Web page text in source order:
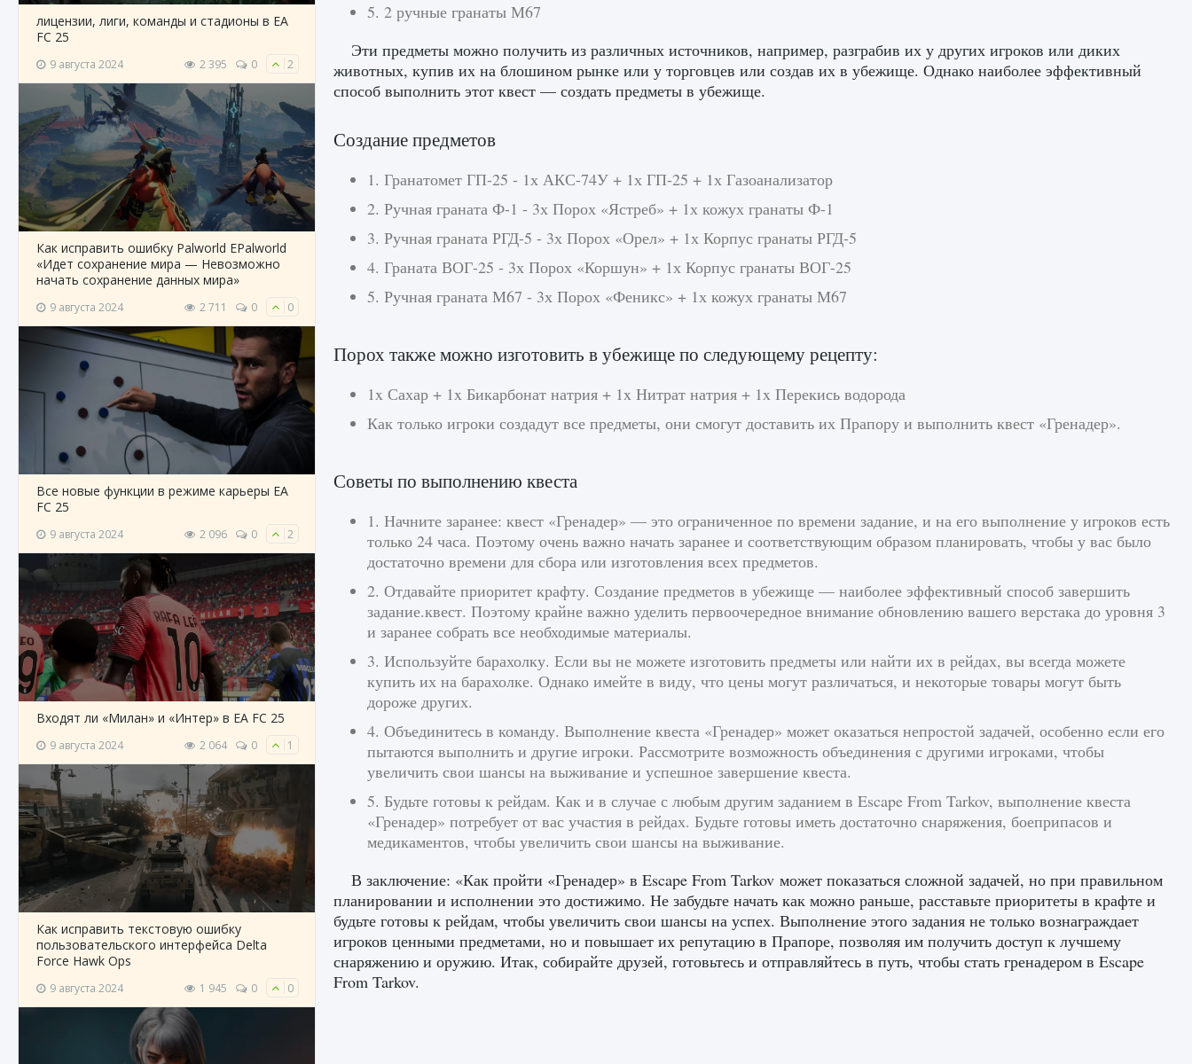
лицензии, лиги, команды и стадионы в EA
FC 25
9 августа 2024 2 395 0 2
Как исправить ошибку Palworld EPalworld
«Идет сохранение мира — Невозможно
начать сохранение данных мира»
9 августа 2024 2 711 0 0
Все новые функции в режиме карьеры EA
FC 25
9 августа 2024 2 096 0 2
Входят ли «Милан» и «Интер» в EA FC 25
9 августа 2024 2 064 0 1
Как исправить текстовую ошибку
пользовательского интерфейса Delta
Force Hawk Ops
9 августа 2024 1 945 0 0
5. 2 ручные гранаты М67
Эти предметы можно получить из различных источников, например, разграбив их у других игроков или диких
животных, купив их на блошином рынке или у торговцев или создав их в убежище. Однако наиболее эффективный
способ выполнить этот квест — создать предметы в убежище.
Создание предметов
1. Гранатомет ГП-25 - 1х АКС-74У + 1х ГП-25 + 1х Газоанализатор
2. Ручная граната Ф-1 - 3х Порох «Ястреб» + 1х кожух гранаты Ф-1
3. Ручная граната РГД-5 - 3х Порох «Орел» + 1х Корпус гранаты РГД-5
4. Граната ВОГ-25 - 3х Порох «Коршун» + 1х Корпус гранаты ВОГ-25
5. Ручная граната М67 - 3х Порох «Феникс» + 1х кожух гранаты М67
Порох также можно изготовить в убежище по следующему рецепту:
1x Сахар + 1x Бикарбонат натрия + 1x Нитрат натрия + 1x Перекись водорода
Как только игроки создадут все предметы, они смогут доставить их Прапору и выполнить квест «Гренадер».
Советы по выполнению квеста
1. Начните заранее: квест «Гренадер» — это ограниченное по времени задание, и на его выполнение у игроков есть
только 24 часа. Поэтому очень важно начать заранее и соответствующим образом планировать, чтобы у вас было
достаточно времени для сбора или изготовления всех предметов.
2. Отдавайте приоритет крафту. Создание предметов в убежище — наиболее эффективный способ завершить
задание.квест. Поэтому крайне важно уделить первоочередное внимание обновлению вашего верстака до уровня 3
и заранее собрать все необходимые материалы.
3. Используйте барахолку. Если вы не можете изготовить предметы или найти их в рейдах, вы всегда можете
купить их на барахолке. Однако имейте в виду, что цены могут различаться, и некоторые товары могут быть
дороже других.
4. Объединитесь в команду. Выполнение квеста «Гренадер» может оказаться непростой задачей, особенно если его
пытаются выполнить и другие игроки. Рассмотрите возможность объединения с другими игроками, чтобы
увеличить свои шансы на выживание и успешное завершение квеста.
5. Будьте готовы к рейдам. Как и в случае с любым другим заданием в Escape From Tarkov, выполнение квеста
«Гренадер» потребует от вас участия в рейдах. Будьте готовы иметь достаточно снаряжения, боеприпасов и
медикаментов, чтобы увеличить свои шансы на выживание.
В заключение: «Как пройти «Гренадер» в Escape From Tarkov может показаться сложной задачей, но при правильном
планировании и исполнении это достижимо. Не забудьте начать как можно раньше, расставьте приоритеты в крафте и
будьте готовы к рейдам, чтобы увеличить свои шансы на успех. Выполнение этого задания не только вознаграждает
игроков ценными предметами, но и повышает их репутацию в Прапоре, позволяя им получить доступ к лучшему
снаряжению и оружию. Итак, собирайте друзей, готовьтесь и отправляйтесь в путь, чтобы стать гренадером в Escape
From Tarkov.